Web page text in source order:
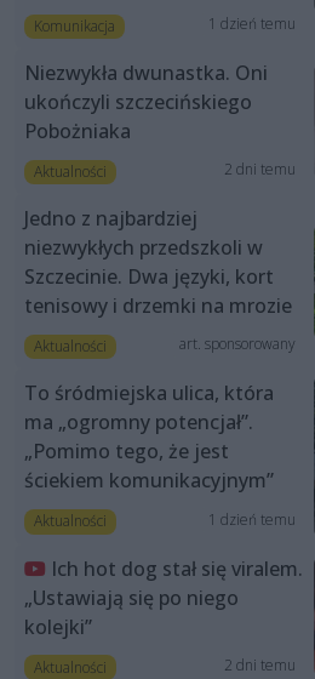
Komunikacja 1 dzień temu
Niezwykła dwunastka. Oni
ukończyli szczecińskiego
Pobożniaka
Aktualności 2 dni temu
Jedno z najbardziej
niezwykłych przedszkoli w
Szczecinie. Dwa języki, kort
tenisowy i drzemki na mrozie
Aktualności art. sponsorowany
To śródmiejska ulica, która
ma „ogromny potencjał”.
„Pomimo tego, że jest
ściekiem komunikacyjnym”
Aktualności 1 dzień temu
Ich hot dog stał się viralem.
„Ustawiają się po niego
kolejki”
Aktualności 2 dni temu